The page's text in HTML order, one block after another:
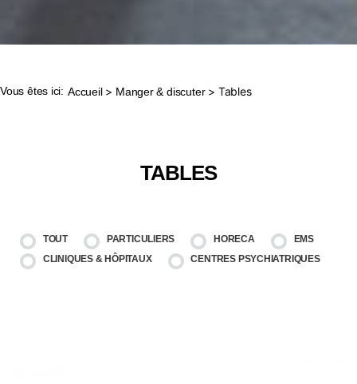
Vous êtes ici: Accueil> Manger & discuter> Tables
TABLES
TOUT PARTICULIERS HORECA
EMS
CLINIQUES & HÔPITAUX
CENTRES PSYCHIATRIQUES